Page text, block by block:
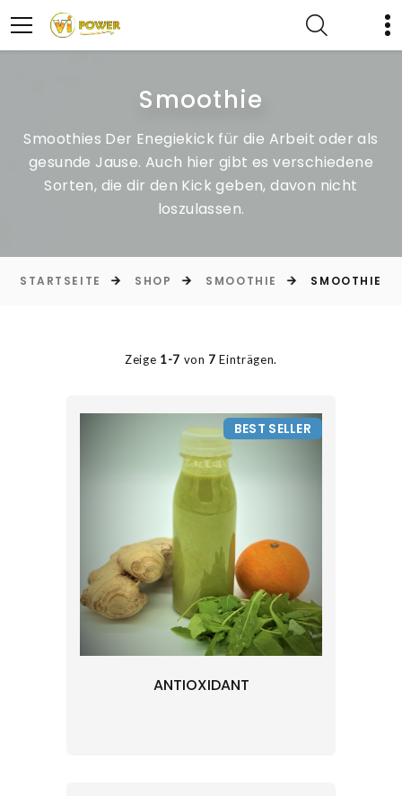
Smoothie
Smoothies Der Enegiekick für die Arbeit oder als
gesunde Jause. Auch hier gibt es verschiedene
Sorten, die dir den Kick geben, davon nicht
loszulassen.
STARTSEITE SHOP SMOOTHIE SMOOTHIE
Zeige 1-7 von 7 Einträgen.
ANTIOXIDANT
BEST SELLER